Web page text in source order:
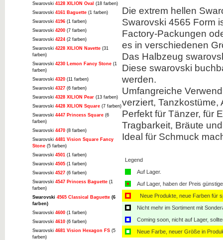
Swarovski 4128 XILION Oval (18 farben)
Swarovski 4161 Baguette (1 farben)
Swarovski 4196 (1 farben)
Swarovski 4200 (7 farben)
Swarovski 4224 (2 farben)
Swarovski 4228 XILION Navette (31
farben)
Swarovski 4230 Lemon Fancy Stone (1
farben)
Swarovski 4320 (11 farben)
Swarovski 4327 (6 farben)
Swarovski 4328 XILION Pear (13 farben)
Swarovski 4428 XILION Square (7 farben)
Swarovski 4447 Princess Square (6
farben)
Swarovski 4470 (8 farben)
Swarovski 4481 Vision Square Fancy
Stone (5 farben)
Swarovski 4501 (1 farben)
Swarovski 4505 (1 farben)
Swarovski 4527 (6 farben)
Swarovski 4547 Princess Baguette (1
farben)
Swarovski 4565 Classical Baguette (6
farben)
Swarovski 4600 (1 farben)
Swarovski 4610 (6 farben)
Swarovski 4681 Vision Hexagon FS (5
farben)
Die extrem hellen
Swarovski 4565 Form
Factory-Packungen
es in verschiedenen
Das Halbzeug
Diese swarovski
werden.
Umfangreiche
verziert,
Perfekt für Tänzer, für
Tragbarkeit, Bräute
Ideal für Schmuck
Legend
Auf Lager.
Auf Lager, haben der Preis
Neue Produkte, neue Farben für
Nicht mehr im Sortiment mit
Coming soon, nicht auf Lager,
Neue Farbe, neuer Größe in